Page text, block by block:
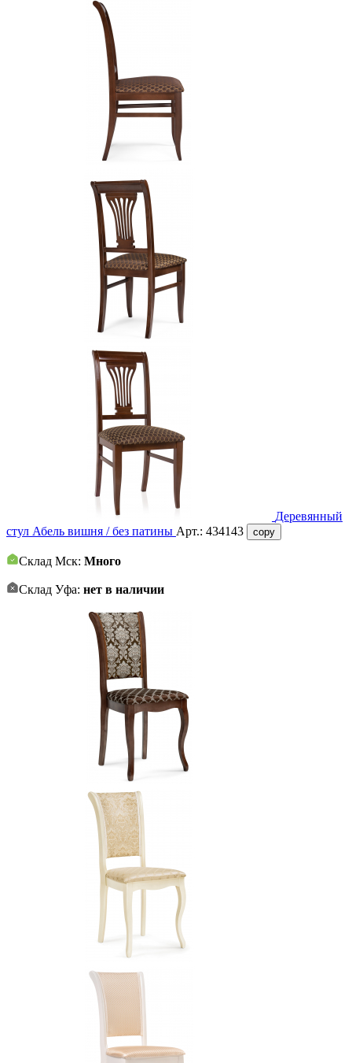
Деревянный
стул Абель вишня / без патины Арт.: 434143 copy
Склад Мск: Много
Склад Уфа: нет в наличии